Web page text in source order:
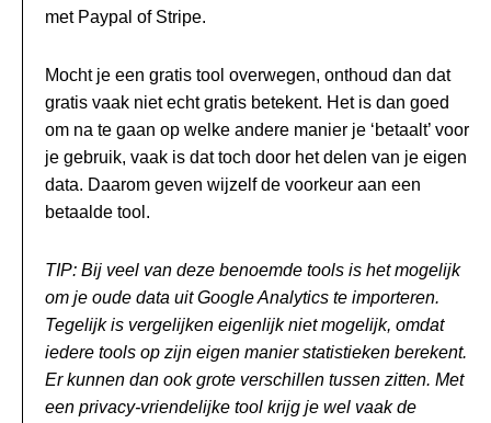
met Paypal of Stripe.
Mocht je een gratis tool overwegen, onthoud dan dat
gratis vaak niet echt gratis betekent. Het is dan goed
om na te gaan op welke andere manier je ‘betaalt’ voor
je gebruik, vaak is dat toch door het delen van je eigen
data. Daarom geven wijzelf de voorkeur aan een
betaalde tool.
TIP: Bij veel van deze benoemde tools is het mogelijk
om je oude data uit Google Analytics te importeren.
Tegelijk is vergelijken eigenlijk niet mogelijk, omdat
iedere tools op zijn eigen manier statistieken berekent.
Er kunnen dan ook grote verschillen tussen zitten. Met
een privacy-vriendelijke tool krijg je wel vaak de